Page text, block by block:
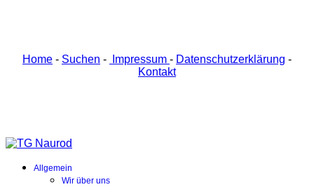
Home - Suchen - Impressum - Datenschutzerklärung -
Kontakt
Allgemein
Wir über uns